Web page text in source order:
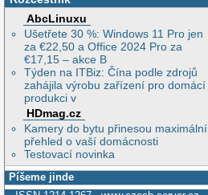
AbcLinuxu
Ušetřete 30 %: Windows 11 Pro jen
za €22,50 a Office 2024 Pro za
€17,15 – akce B
Týden na ITBiz: Čína podle zdrojů
zahájila výrobu zařízení pro domácí
produkci v
HDmag.cz
Kamery do bytu přinesou maximální
přehled o vaší domácnosti
Testovací novinka
Píšeme jinde